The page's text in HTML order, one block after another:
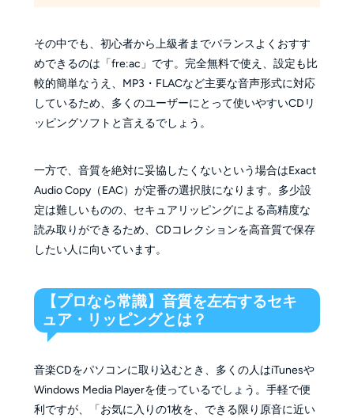
その中でも、初心者から上級者までバランスよくおすす
めできるのは「fre:ac」です。完全無料で使え、設定も比
較的簡単なうえ、MP3・FLACなど主要な音声形式に対応
しているため、多くのユーザーにとって使いやすいCDリ
ッピングソフトと言えるでしょう。
一方で、音質を絶対に妥協したくないという場合はExact
Audio Copy（EAC）が定番の選択肢になります。多少設
定は難しいものの、セキュアリッピングによる高精度な
読み取りができるため、CDコレクションを高音質で保存
したい人に向いています。
【プロなら常識】音質を左右するセキ
ュア・リッピングとは？
音楽CDをパソコンに取り込むとき、多くの人はiTunesや
Windows Media Playerを使っているでしょう。手軽で便
利ですが、「お気に入りの1枚を、できる限り原音に近い